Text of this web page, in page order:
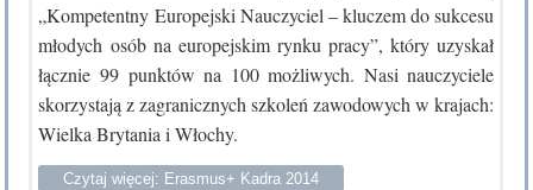
„Kompetentny Europejski Nauczyciel – kluczem do sukcesu
młodych osób na europejskim rynku pracy”, który uzyskał
łącznie 99 punktów na 100 możliwych. Nasi nauczyciele
skorzystają z zagranicznych szkoleń zawodowych w krajach:
Wielka Brytania i Włochy.
Czytaj więcej: Erasmus+ Kadra 2014